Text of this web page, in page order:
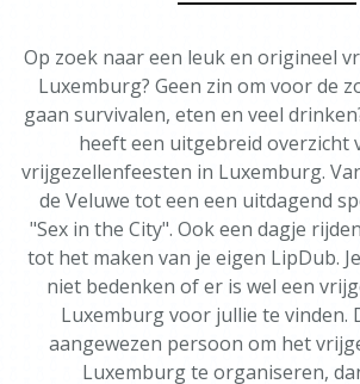
Op zoek naar een leuk en origineel
Luxemburg? Geen zin om voor de
gaan survivalen, eten en veel
heeft een uitgebreid overzicht
vrijgezellenfeesten in Luxemburg.
de Veluwe tot een een uitdagend
"Sex in the City". Ook een dagje
tot het maken van je eigen LipDub.
niet bedenken of er is wel een
Luxemburg voor jullie te vinden.
aangewezen persoon om het
Luxemburg te organiseren,